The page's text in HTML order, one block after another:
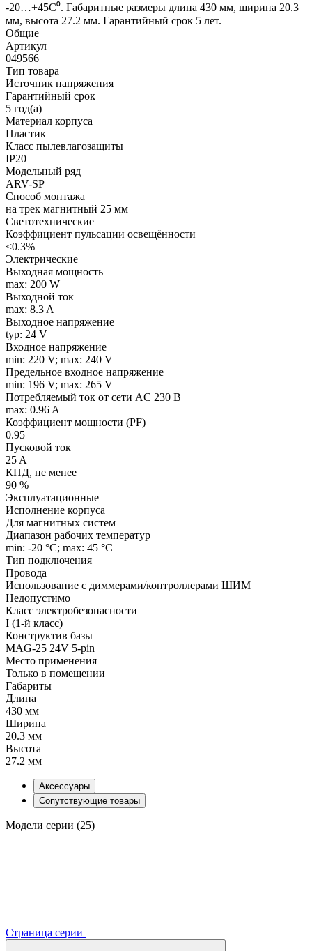
-20…+45C⁰. Габаритные размеры длина 430 мм, ширина 20.3
мм, высота 27.2 мм. Гарантийный срок 5 лет.
Общие
Артикул
049566
Тип товара
Источник напряжения
Гарантийный срок
5 год(а)
Материал корпуса
Пластик
Класс пылевлагозащиты
IP20
Модельный ряд
ARV-SP
Способ монтажа
на трек магнитный 25 мм
Светотехнические
Коэффициент пульсации освещённости
<0.3%
Электрические
Выходная мощность
max: 200 W
Выходной ток
max: 8.3 A
Выходное напряжение
typ: 24 V
Входное напряжение
min: 220 V; max: 240 V
Предельное входное напряжение
min: 196 V; max: 265 V
Потребляемый ток от сети AC 230 В
max: 0.96 A
Коэффициент мощности (PF)
0.95
Пусковой ток
25 A
КПД, не менее
90 %
Эксплуатационные
Исполнение корпуса
Для магнитных систем
Диапазон рабочих температур
min: -20 °C; max: 45 °C
Тип подключения
Провода
Использование с диммерами/контроллерами ШИМ
Недопустимо
Класс электробезопасности
I (1-й класс)
Конструктив базы
MAG-25 24V 5-pin
Место применения
Только в помещении
Габариты
Длина
430 мм
Ширина
20.3 мм
Высота
27.2 мм
Аксессуары
Сопутствующие товары
Модели серии (25)
Страница серии